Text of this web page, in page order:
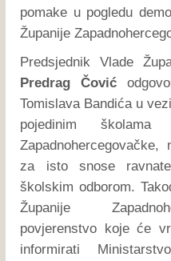
pomake u pogledu
Županije
Predsjednik Vlade
Predrag Čović
Tomislava Bandića u
pojedinim
Zapadnohercegovačke,
za isto snose
školskim odborom.
Županije
povjerenstvo koje će
informirati